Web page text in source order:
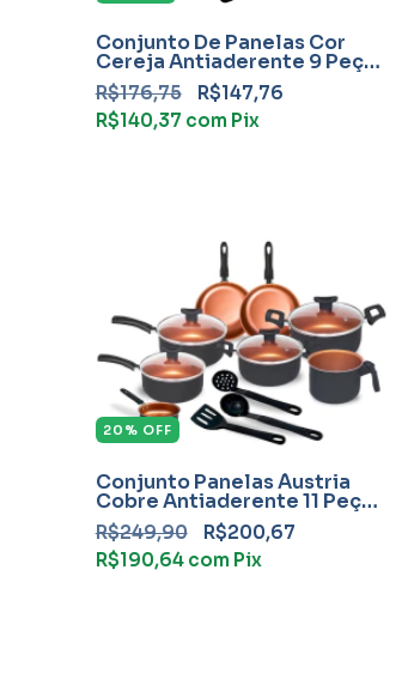
Conjunto De Panelas Cor
Cereja Antiaderente 9 Peças
Teflon Com Frigideira
R$176,75
R$147,76
R$140,37 com Pix
20 % OFF
Conjunto Panelas Áustria
Cobre Antiaderente 11 Peças
Teflon Com Frigideira
R$249,90
R$200,67
R$190,64 com Pix